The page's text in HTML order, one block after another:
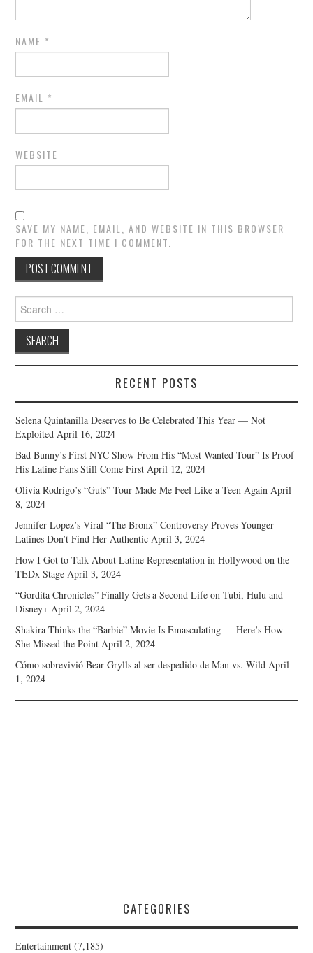
NAME *
EMAIL *
WEBSITE
SAVE MY NAME, EMAIL, AND WEBSITE IN THIS BROWSER
FOR THE NEXT TIME I COMMENT.
for:
RECENT POSTS
Selena Quintanilla Deserves to Be Celebrated This Year — Not
Exploited April 16, 2024
Bad Bunny’s First NYC Show From His “Most Wanted Tour” Is Proof
His Latine Fans Still Come First April 12, 2024
Olivia Rodrigo’s “Guts” Tour Made Me Feel Like a Teen Again April
8, 2024
Jennifer Lopez’s Viral “The Bronx” Controversy Proves Younger
Latines Don’t Find Her Authentic April 3, 2024
How I Got to Talk About Latine Representation in Hollywood on the
TEDx Stage April 3, 2024
“Gordita Chronicles” Finally Gets a Second Life on Tubi, Hulu and
Disney+ April 2, 2024
Shakira Thinks the “Barbie” Movie Is Emasculating — Here’s How
She Missed the Point April 2, 2024
Cómo sobrevivió Bear Grylls al ser despedido de Man vs. Wild April
1, 2024
CATEGORIES
Entertainment (7,185)